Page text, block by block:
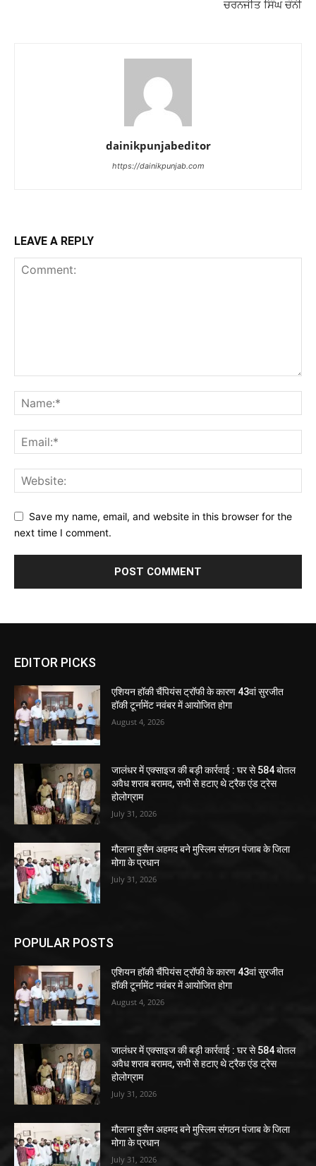
ਚਰਨਜੀਤ ਸਿੰਘ ਚੰਨੀ
dainikpunjabeditor
https://dainikpunjab.com
LEAVE A REPLY
Save my name, email, and website in this browser for the
next time I comment.
EDITOR PICKS
एशियन हॉकी चैंपियंस ट्रॉफी के कारण 43वां सुरजीत
हॉकी टूर्नामेंट नवंबर में आयोजित होगा
August 4, 2026
जालंधर में एक्साइज की बड़ी कार्रवाई : घर से 584 बोतल
अवैध शराब बरामद, सभी से हटाए थे ट्रैक एंड ट्रेस
होलोग्राम
July 31, 2026
मौलाना हुसैन अहमद बने मुस्लिम संगठन पंजाब के जिला
मोगा के प्रधान
July 31, 2026
POPULAR POSTS
एशियन हॉकी चैंपियंस ट्रॉफी के कारण 43वां सुरजीत
हॉकी टूर्नामेंट नवंबर में आयोजित होगा
August 4, 2026
जालंधर में एक्साइज की बड़ी कार्रवाई : घर से 584 बोतल
अवैध शराब बरामद, सभी से हटाए थे ट्रैक एंड ट्रेस
होलोग्राम
July 31, 2026
मौलाना हुसैन अहमद बने मुस्लिम संगठन पंजाब के जिला
मोगा के प्रधान
July 31, 2026